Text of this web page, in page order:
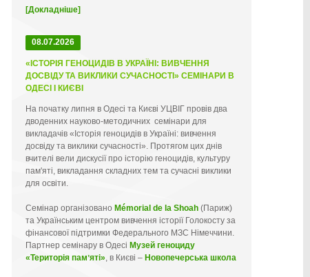
[Докладніше]
08.07.2026
«ІСТОРІЯ ГЕНОЦИДІВ В УКРАЇНІ: ВИВЧЕННЯ
ДОСВІДУ ТА ВИКЛИКИ СУЧАСНОСТІ» СЕМІНАРИ В
ОДЕСІ І КИЄВІ
На початку липня в Одесі та Києві УЦВІГ провів два
дводенних науково-методичних семінари для
викладачів «Історія геноцидів в Україні: вивчення
досвіду та виклики сучасності». Протягом цих днів
вчителі вели дискусії про історію геноцидів, культуру
пам'яті, викладання складних тем та сучасні виклики
для освіти.
Семінар організовано Mémorial de la Shoah (Париж)
та Українським центром вивчення історії Голокосту за
фінансової підтримки Федерального МЗС Німеччини.
Партнер семінару в Одесі Музей геноциду
«Територія памʼяті», в Києві – Новопечерська школа